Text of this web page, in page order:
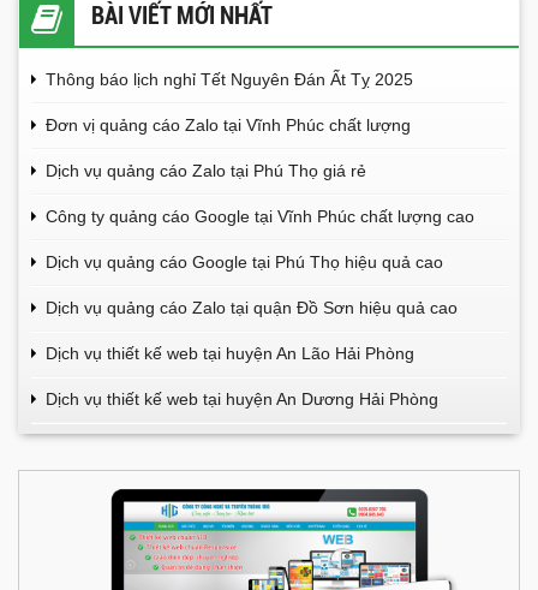
BÀI VIẾT MỚI NHẤT
Thông báo lịch nghỉ Tết Nguyên Đán Ất Tỵ 2025
Đơn vị quảng cáo Zalo tại Vĩnh Phúc chất lượng
Dịch vụ quảng cáo Zalo tại Phú Thọ giá rẻ
Công ty quảng cáo Google tại Vĩnh Phúc chất lượng cao
Dịch vụ quảng cáo Google tại Phú Thọ hiệu quả cao
Dịch vụ quảng cáo Zalo tại quận Đồ Sơn hiệu quả cao
Dịch vụ thiết kế web tại huyện An Lão Hải Phòng
Dịch vụ thiết kế web tại huyện An Dương Hải Phòng